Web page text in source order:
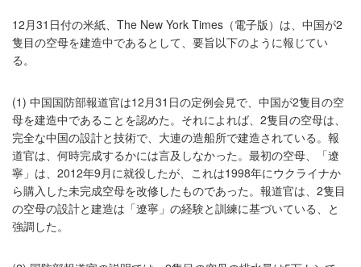
12月31日付の米紙、The New York Times（電子版）は、中国が2
隻目の空母を建造中であるとして、要旨以下のように報じてい
る。
(1) 中国国防部報道官は12月31日の定例会見で、中国が2隻目の空
母を建造中であることを認めた。それによれば、2隻目の空母は、
完全な中国の設計と技術で、大連の造船所で建造されている。報
道官は、何時完成するかには言及しなかった。最初の空母、「遼
寧」は、2012年9月に就役したが、これは1998年にウクライナか
ら購入した未完成空母を改修したものであった。報道官は、2隻目
の空母の設計と建造は「遼寧」の経験と訓練に基づいている、と
強調した。